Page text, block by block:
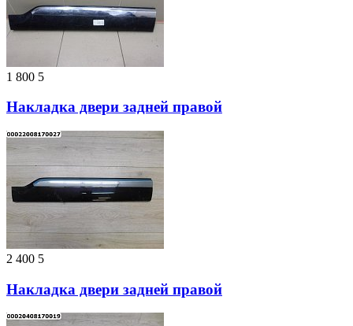
1 800 5
Накладка двери задней правой
2 400 5
Накладка двери задней правой